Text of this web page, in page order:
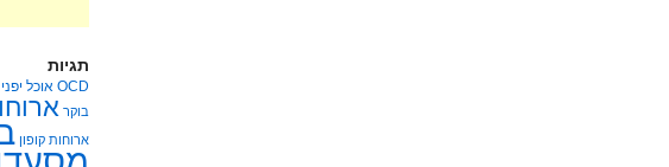
תגיות
OCD אוכל יפני
בוקר
ארוחות קופון